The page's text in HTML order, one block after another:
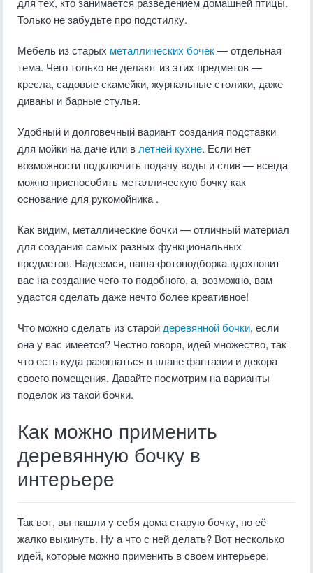
Только не забудьте про подстилку.
Мебель из старых металлических бочек— отдельная
тема. Чего только не делают из этих предметов —
кресла, садовые скамейки, журнальные столики, даже
диваны и барные стулья.
Удобный и долговечный вариант создания подставки
для мойки на даче или в летней кухне. Если нет
возможности подключить подачу воды и слив — всегда
можно приспособить металлическую бочку как
основание для рукомойника .
Как видим, металлические бочки — отличный материал
для создания самых разных функциональных
предметов. Надеемся, наша фотоподборка вдохновит
вас на создание чего-то подобного, а, возможно, вам
удастся сделать даже нечто более креативное!
Что можно сделать из старой деревянной бочки, если
она у вас имеется? Честно говоря, идей множество, так
что есть куда разогнаться в плане фантазии и декора
своего помещения. Давайте посмотрим на варианты
поделок из такой бочки.
Как можно применить
деревянную бочку в
интерьере
Так вот, вы нашли у себя дома старую бочку, но её
жалко выкинуть. Ну а что с ней делать? Вот несколько
идей, которые можно применить в своём интерьере.